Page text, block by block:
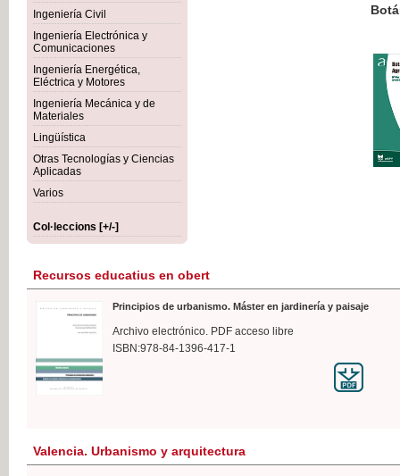
Ingeniería Civil
Ingeniería Electrónica y
Comunicaciones
Ingeniería Energética,
Eléctrica y Motores
Ingeniería Mecánica y de
Materiales
Lingüística
Otras Tecnologías y Ciencias
Aplicadas
Varios
Col·leccions [+/-]
IVA
Recursos educatius en obert
Principios de urbanismo. Máster en jardinería y paisaje
Archivo electrónico. PDF acceso libre
ISBN:978-84-1396-417-1
Valencia. Urbanismo y arquitectura